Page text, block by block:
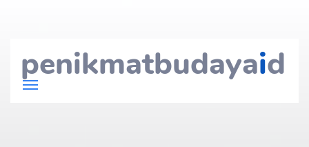
penikmatbudayaid